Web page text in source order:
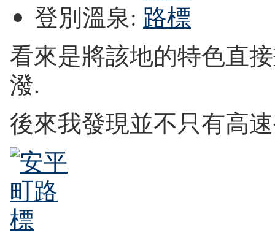
登別溫泉:
看來是將該地的特色直
潑.
後來我發現並不只有高